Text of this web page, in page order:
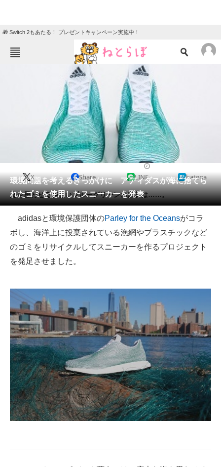
🎁 Switch 2もあたる！ プレゼントキャンペーン実施中！
ニュース
クイズ
地域
教育・育児
リサーチ
会員記事
メディア
注目記事を集めた総合ページ
ITの今と未来を見通す
スマホと通信の最新トレンド
好きが集まる 比べて選べる
ビジネスと働き方のヒント
AI活用のいまが分かる
企業ITのトレンドを詳説
経営リーダーのコミュニティ
マーケ×ITの今がよく分かる
環境問題を考えるきっかけに アディダスが海に捨てら
れたゴミを使用したスニーカーを発表
X Share LINE hatena
海を思わせる美しいブルーグリーンの素材は……。
adidasと環境保護団体のParley for the Oceansがコラ
ボし、海洋上に投棄されている漁網やプラスチックなど
のゴミをリサイクルしてスニーカーを作るプロジェクト
を発足させました。